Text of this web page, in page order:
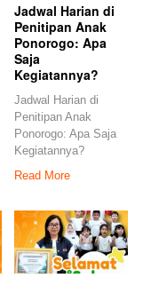
Jadwal Harian di
Penitipan Anak
Ponorogo: Apa
Saja
Kegiatannya?
Jadwal Harian di
Penitipan Anak
Ponorogo: Apa Saja
Kegiatannya?
Anak Ponorogo Apa
Read More